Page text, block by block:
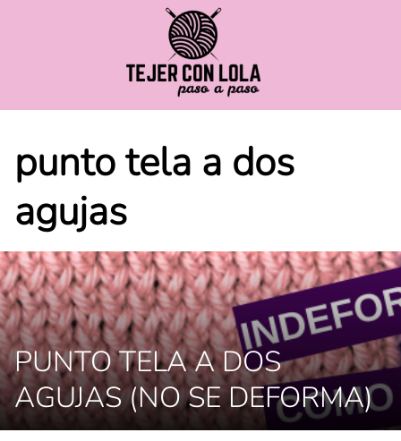
punto tela a dos
agujas
PUNTO TELA A DOS
AGUJAS (NO SE DEFORMA)